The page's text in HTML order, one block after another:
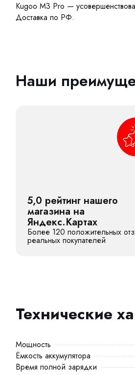
Kugoo M3 Pro —
Доставка по РФ.
Наши
5,0 рейтинг нашего
магазина на
Яндекс.Картах
Более 120 положительных
реальных покупателей
Технические
Мощность
Ёмкость аккумулятора
Время полной зарядки